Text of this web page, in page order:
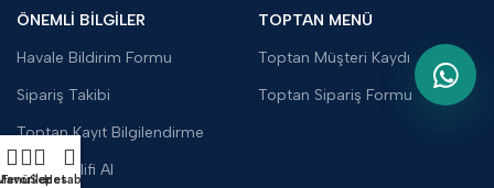
ÖNEMLİ BİLGİLER
Havale Bildirim Formu
Sipariş Takibi
Toptan Kayıt Bilgilendirme
Fiyat Teklifi Al
TOPTAN MENÜ
Toptan Müşteri Kaydı
Toptan Sipariş Formu
Favoriler
Sepet
Hesabım